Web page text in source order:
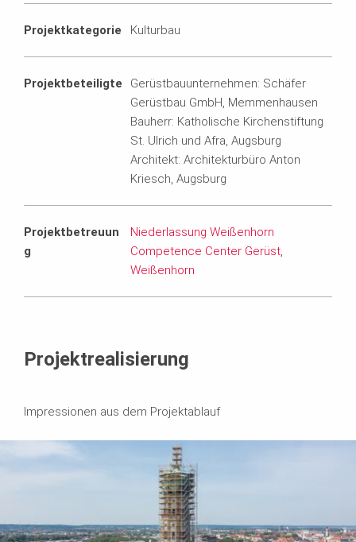
Projektkategorie Kulturbau
Projektbeteiligte
Gerüstbauunternehmen: Schäfer
Gerüstbau GmbH, Memmenhausen
Bauherr: Katholische Kirchenstiftung
St. Ulrich und Afra, Augsburg
Architekt: Architekturbüro Anton
Kriesch, Augsburg
Projektbetreuun
g
Niederlassung Weißenhorn
Competence Center Gerüst,
Weißenhorn
Projektrealisierung
Impressionen aus dem Projektablauf